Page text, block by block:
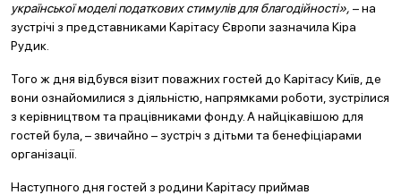
української моделі податкових стимулів для благодійності», – на
зустрічі з представниками Карітасу Європи зазначила Кіра
Рудик.
Того ж дня відбувся візит поважних гостей до Карітасу Київ, де
вони ознайомилися з діяльністю, напрямками роботи, зустрілися
з керівництвом та працівниками фонду. А найцікавішою для
гостей була, – звичайно – зустріч з дітьми та бенефіціарами
організації.
Наступного дня гостей з родини Карітасу приймав